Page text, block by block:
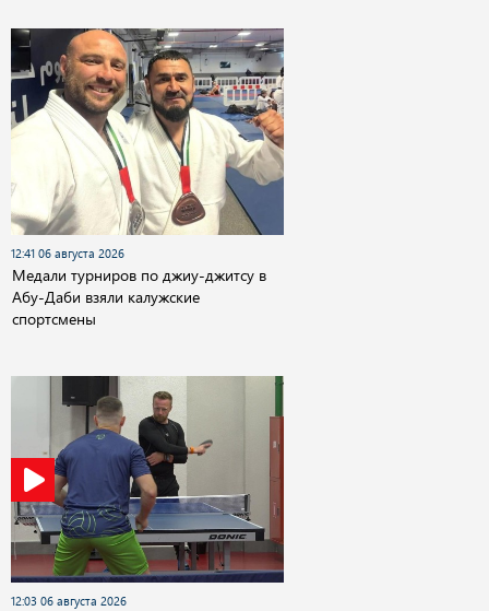
12:41 06 августа 2026
Медали турниров по джиу-джитсу в
Абу-Даби взяли калужские
спортсмены
12:03 06 августа 2026